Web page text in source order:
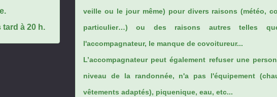
à 20 h.
veille ou le jour même) pour divers raisons (météo,
particulier…) ou des raisons autres telles
l'accompagnateur, le manque de covoitureur...
L’accompagnateur peut également refuser une
niveau de la randonnée, n'a pas l'équipement
vêtements adaptés), piquenique, eau, etc...